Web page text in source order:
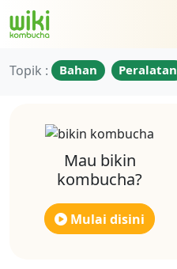
Topik : Bahan Peralatan
Mau bikin
kombucha?
Mulai disini